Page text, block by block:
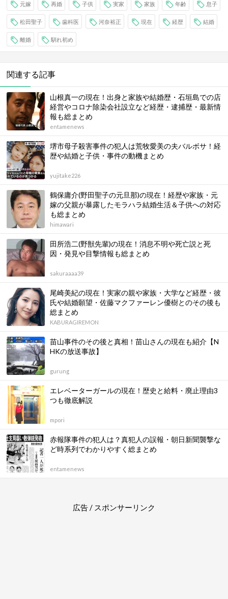
元嫁 再婚 子供 実家 家族 年齢 息子
松田聖子 歯科医 河奈裕正 現在 経歴 結婚
離婚 馴れ初め
関連する記事
山根真一の現在！出身と家族や結婚歴・石垣島での店
経営やコロナ除染会社設立など経歴・逮捕歴・最新情
報も総まとめ
entamenews
堺市母子殺害事件の犯人は荒牧愛美の夫バルボサ！経
歴や結婚と子供・事件の動機まとめ
yujitake226
鶴保庸介(野田聖子の元旦那)の現在！経歴や家族・元
嫁の父親が暴露したモラハラ結婚生活＆子供への対応
も総まとめ
himawari
田所浩二(野獣先輩)の現在！消息不明や死亡説と死
因・発見や目撃情報も総まとめ
sakuraaaa39
尾崎美紀の現在！実家の親や家族・大学など経歴・彼
氏や結婚願望・佐藤マクファーレン優樹とのその後も
総まとめ
KABURAGIREMON
苗山事件のその後と真相！苗山さんの現在も紹介【N
HKの放送事故】
gurung
エレベーターガールの現在！歴史と給料・廃止理由3
つも徹底解説
mpori
赤報隊事件の犯人は？真犯人の誤報・朝日新聞襲撃な
ど時系列でわかりやすく総まとめ
entamenews
広告 / スポンサーリンク